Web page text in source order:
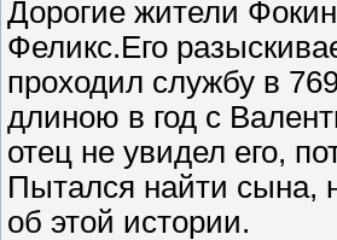
Дорогие жители
Феликс.Его
проходил службу в
длиною в год с
отец не увидел его,
Пытался найти сына,
об этой истории.